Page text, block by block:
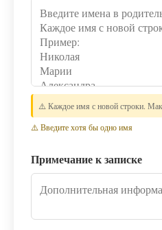
⚠️ Каждое имя с новой строки.
⚠️ Введите хотя бы одно имя
Примечание к записке